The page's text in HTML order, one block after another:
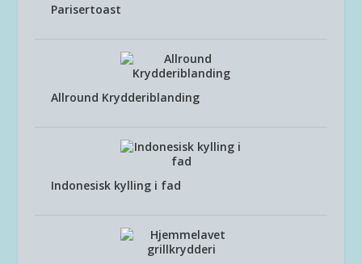
Parisertoast
Allround Krydderiblanding
Indonesisk kylling i fad